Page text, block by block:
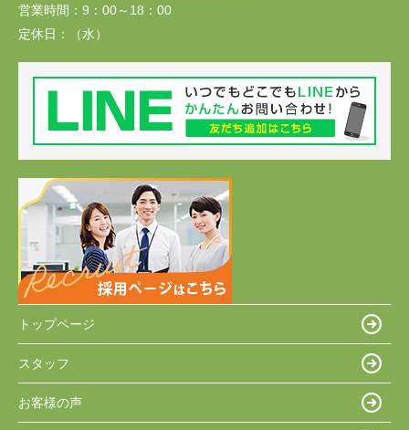
営業時間： 9：00～18：00
定休日：
（水）
トップページ
スタッフ
お客様の声